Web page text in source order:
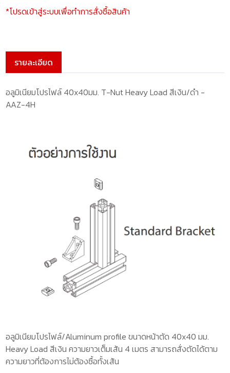
*โปรดเข้าสู่ระบบเพื่อทำการสั่งซื้อสินค้า
รายละเอียด
อลูมิเนียมโปรไฟล์ 40x40มม. T-Nut Heavy Load สีเงิน/ดำ -
AAZ-4H
อลูมิเนียมโปรไฟล์/Aluminum profile ขนาดหน้าตัด 40x40 มม.
Heavy Load สีเงิน ความยาวเต็มเส้น 4 เมตร สามารถสั่งตัดได้ตาม
ความยาวที่ต้องการไม่ต้องซื้อทั้งเส้น